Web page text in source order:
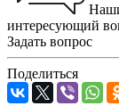
интересующий
Задать вопрос
Поделиться